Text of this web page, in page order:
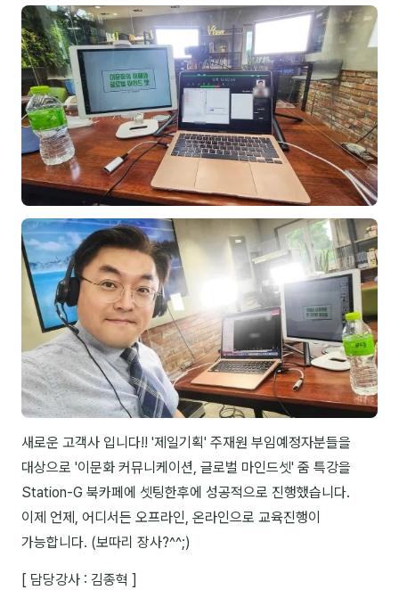
👥 리더십 · 조직 14
📚 인문학 · 교양
🤲 협력강사 과정 15
온라인강의 NEW
📈 B2B 마케팅 3
🤖 AI 실무 2
🧭 기획·전략 1
강사
김종혁
구자룡
김소연
김의중
새로운 고객사 입니다!! '제일기획' 주재원 부임예정자분들을
대상으로 '이문화 커뮤니케이션, 글로벌 마인드셋' 줌 특강을
Station-G 북카페에 셋팅한후에 성공적으로 진행했습니다.
이제 언제, 어디서든 오프라인, 온라인으로 교육진행이
가능합니다. (보따리 장사?^^;)
[ 담당강사 : 김종혁 ]